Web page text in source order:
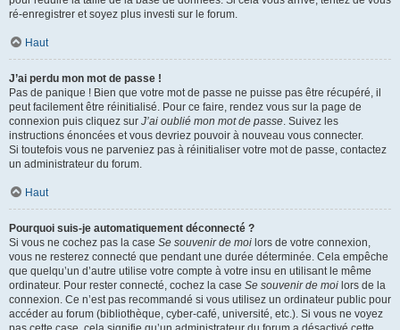
ré-enregistrer et soyez plus investi sur le forum.
Haut
J’ai perdu mon mot de passe !
Pas de panique ! Bien que votre mot de passe ne puisse pas être récupéré, il
peut facilement être réinitialisé. Pour ce faire, rendez vous sur la page de
connexion puis cliquez sur J’ai oublié mon mot de passe. Suivez les
instructions énoncées et vous devriez pouvoir à nouveau vous connecter.
Si toutefois vous ne parveniez pas à réinitialiser votre mot de passe, contactez
un administrateur du forum.
Haut
Pourquoi suis-je automatiquement déconnecté ?
Si vous ne cochez pas la case Se souvenir de moi lors de votre connexion,
vous ne resterez connecté que pendant une durée déterminée. Cela empêche
que quelqu’un d’autre utilise votre compte à votre insu en utilisant le même
ordinateur. Pour rester connecté, cochez la case Se souvenir de moi lors de la
connexion. Ce n’est pas recommandé si vous utilisez un ordinateur public pour
accéder au forum (bibliothèque, cyber-café, université, etc.). Si vous ne voyez